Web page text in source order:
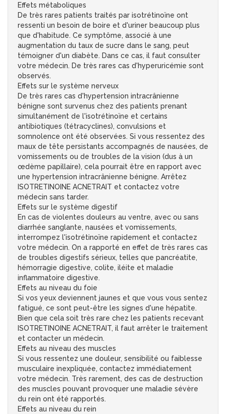
Effets métaboliques
De très rares patients traités par isotrétinoïne ont
ressenti un besoin de boire et d'uriner beaucoup plus
que d'habitude. Ce symptôme, associé à une
augmentation du taux de sucre dans le sang, peut
témoigner d'un diabète. Dans ce cas, il faut consulter
votre médecin. De très rares cas d'hyperuricémie sont
observés.
Effets sur le système nerveux
De très rares cas d'hypertension intracrânienne
bénigne sont survenus chez des patients prenant
simultanément de l'isotrétinoïne et certains
antibiotiques (tétracyclines), convulsions et
somnolence ont été observées. Si vous ressentez des
maux de tête persistants accompagnés de nausées, de
vomissements ou de troubles de la vision (dus à un
œdème papillaire), cela pourrait être en rapport avec
une hypertension intracrânienne bénigne. Arrêtez
ISOTRETINOINE ACNETRAIT et contactez votre
médecin sans tarder.
Effets sur le système digestif
En cas de violentes douleurs au ventre, avec ou sans
diarrhée sanglante, nausées et vomissements,
interrompez l'isotrétinoïne rapidement et contactez
votre médecin. On a rapporté en effet de très rares cas
de troubles digestifs sérieux, telles que pancréatite,
hémorragie digestive, colite, iléite et maladie
inflammatoire digestive.
Effets au niveau du foie
Si vos yeux deviennent jaunes et que vous vous sentez
fatigué, ce sont peut-être les signes d'une hépatite.
Bien que cela soit très rare chez les patients recevant
ISOTRETINOINE ACNETRAIT, il faut arrêter le traitement
et contacter un médecin.
Effets au niveau des muscles
Si vous ressentez une douleur, sensibilité ou faiblesse
musculaire inexpliquée, contactez immédiatement
votre médecin. Très rarement, des cas de destruction
des muscles pouvant provoquer une maladie sévère
du rein ont été rapportés.
Effets au niveau du rein